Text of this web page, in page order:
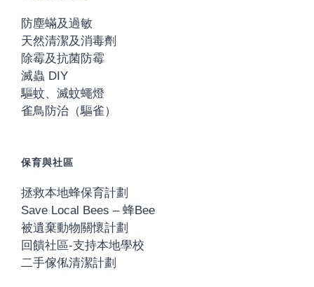
防塵蟎及過敏
天然清潔及消毒劑
除霉及抗菌防霉
滅蟲 DIY
驅蚊、滅蚊蠅燈
雀鳥防治（驅雀）
保育與社區
拯救本地蜂保育計劃
Save Local Bees – 蜂Bee
被遺棄動物關懷計劃
回饋社區-支持本地學校
二手傢俬清潔計劃